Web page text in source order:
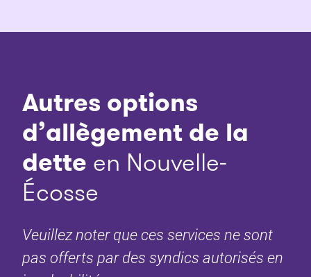
Autres options
d’allègement de la
dette en Nouvelle-
Écosse
Veuillez noter que ces services ne sont
pas offerts par des syndics autorisés en